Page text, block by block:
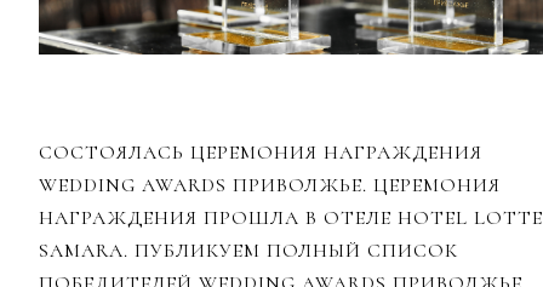
СОСТОЯЛАСЬ ЦЕРЕМОНИЯ НАГРАЖДЕНИЯ
WEDDING AWARDS ПРИВОЛЖЬЕ. ЦЕРЕМОНИЯ
НАГРАЖДЕНИЯ ПРОШЛА В ОТЕЛЕ HOTEL LOTTE
SAMARA. ПУБЛИКУЕМ ПОЛНЫЙ СПИСОК